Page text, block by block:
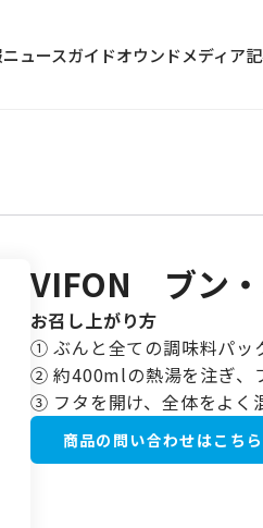
ニュースガイドオウンドメディア
蔵食品
産加工品
菜・果物類
VIFON ブン・
お召し上がり方
① ぶんと全ての調味料パッ
② 約400mlの熱湯を注ぎ、
③ フタを開け、全体をよく
商品の問い合わせはこちら